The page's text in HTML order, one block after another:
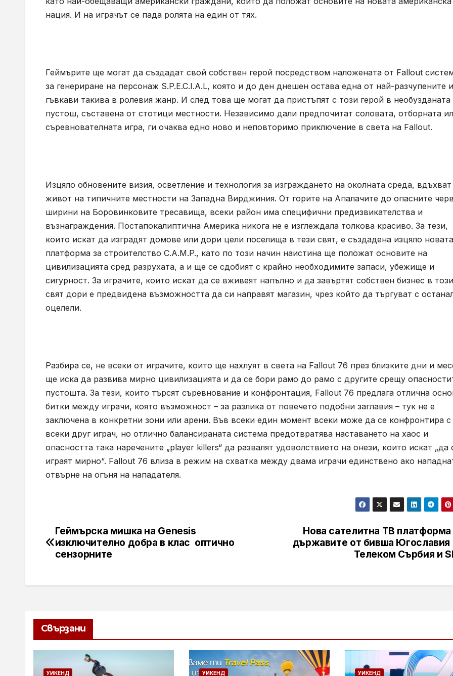
нация. И на играчът се пада ролята на един от тях.
Геймърите ще могат да създадат свой собствен герой посредством наложената от Fallout
за генериране на персонаж S.P.E.C.I.A.L, която и до ден днешен остава една от най-разчупените и
гъвкави такива в ролевия жанр. И след това ще могат да пристъпят с този герой в необузданата
пустош, съставена от стотици местности. Независимо дали предпочитат соловата, отборната
съревнователната игра, ги очаква едно ново и неповторимо приключение в света на Fallout.
Изцяло обновените визия, осветление и технология за изграждането на околната среда, вдъхват
живот на типичните местности на Западна Вирджиния. От горите на Апалачите до опасните
ширини на Боровинковите тресавища, всеки район има специфични предизвикателства и
възнаграждения. Постапокалиптична Америка никога не е изглеждала толкова красиво. За тези,
които искат да изградят домове или дори цели поселища в тези свят, е създадена изцяло новата
платформа за строителство C.A.M.P., като по този начин наистина ще положат основите на
цивилизацията сред разрухата, а и ще се сдобият с крайно необходимите запаси, убежище и
сигурност. За играчите, които искат да се вживеят напълно и да завъртят собствен бизнес в
свят дори е предвидена възможността да си направят магазин, чрез който да търгуват с
оцелели.
Разбира се, не всеки от играчите, които ще нахлуят в света на Fallout 76 през близките дни и
ще иска да развива мирно цивилизацията и да се бори рамо до рамо с другите срещу
пустошта. За тези, които търсят съревнование и конфронтация, Fallout 76 предлага отлична
битки между играчи, която възможност – за разлика от повечето подобни заглавия – тук не е
заключена в конкретни зони или арени. Във всеки един момент всеки може да се конфронтира с
всеки друг играч, но отлично балансираната система предотвратява наставането на хаос и
опасността така наречените „player killers“ да развалят удоволствието на онези, които искат „да
играят мирно“. Fallout 76 влиза в режим на схватка между двама играчи единствено ако
отвърне на огъня на нападателя.
Навигация
Нова сателитна ТВ платформа
държавите от бивша Югославия
Телеком Сърбия и
Геймърска мишка на Genesis
изключително добра в клас оптично
сензорните
Свързани
УИКЕНД УИКЕНД УИКЕНД